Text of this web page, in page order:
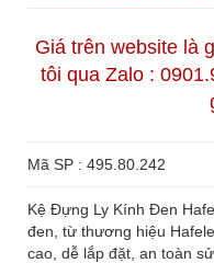
Giá trên website là
tôi qua Zalo :
Mã SP : 495.80.242
Kệ Đựng Ly Kính Đen
đen, từ thương hiệu
cao, dễ lắp đặt, an toàn